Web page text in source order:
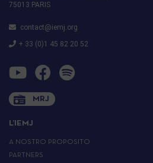
75013 PARIS
contact@iemj.org
+ 33 (0)1 45 82 20 52
MRJ
L’IEMJ
A NOSTRO PROPOSITO
PARTNERS